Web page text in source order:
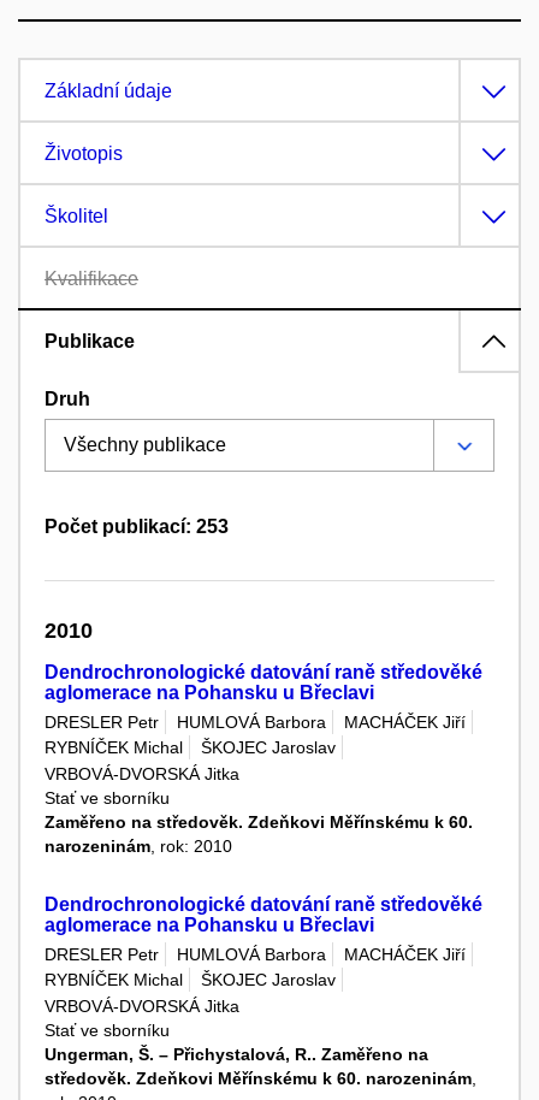
Základní údaje
Životopis
Školitel
Kvalifikace
Publikace
Druh
Počet publikací: 253
2010
Dendrochronologické datování raně středověké
aglomerace na Pohansku u Břeclavi
DRESLER Petr HUMLOVÁ Barbora
MACHÁČEK Jiří
RYBNÍČEK Michal
ŠKOJEC Jaroslav
VRBOVÁ-DVORSKÁ Jitka
Stať ve sborníku
Zaměřeno na středověk. Zdeňkovi Měřínskému k 60.
narozeninám , rok: 2010
Dendrochronologické datování raně středověké
aglomerace na Pohansku u Břeclavi
DRESLER Petr HUMLOVÁ Barbora
MACHÁČEK Jiří
RYBNÍČEK Michal
ŠKOJEC Jaroslav
VRBOVÁ-DVORSKÁ Jitka
Stať ve sborníku
Ungerman, Š. – Přichystalová, R.. Zaměřeno na
středověk. Zdeňkovi Měřínskému k 60. narozeninám